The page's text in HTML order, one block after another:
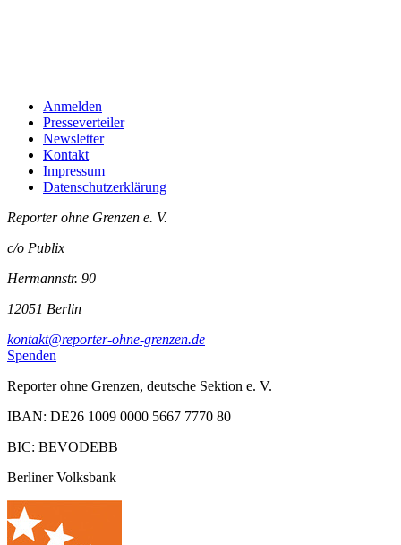
Anmelden
Presseverteiler
Newsletter
Kontakt
Impressum
Datenschutzerklärung
Reporter ohne Grenzen e. V.
c/o Publix
Hermannstr. 90
12051 Berlin
kontakt@reporter-ohne-grenzen.de
Spenden
Reporter ohne Grenzen, deutsche Sektion e. V.
IBAN: DE26 1009 0000 5667 7770 80
BIC: BEVODEBB
Berliner Volksbank